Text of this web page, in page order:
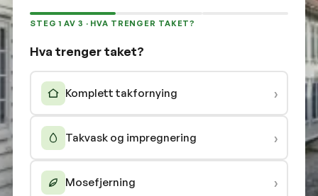
STEG 1 AV 3 · HVA TRENGER TAKET?
Hva trenger taket?
Komplett takfornying ›
Takvask og impregnering ›
Mosefjerning ›